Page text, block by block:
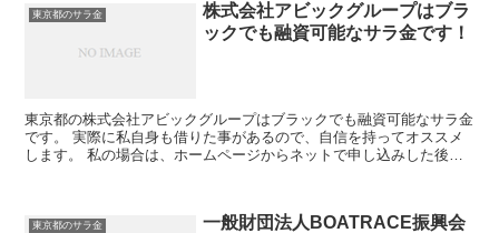
東京都のサラ金
株式会社アビックグループはブラ
ックでも融資可能なサラ金です！
東京都の株式会社アビックグループはブラックでも融資可能なサラ金
です。 実際に私自身も借りた事があるので、自信を持ってオススメ
します。 私の場合は、ホームページからネットで申し込みした後に
東京都のサラ金
一般財団法人BOATRACE振興会